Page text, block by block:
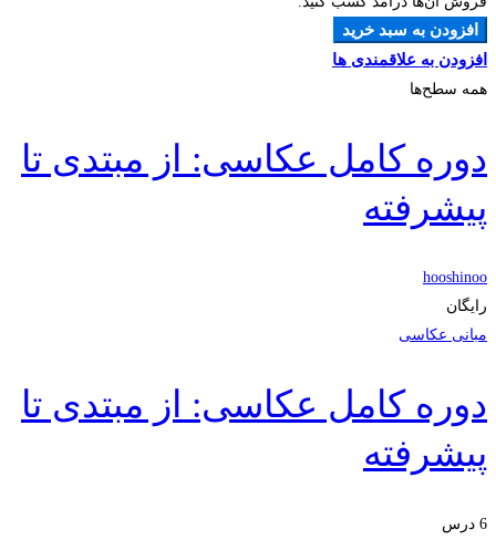
افزودن به سبد خرید
افزودن به علاقمندی ها
همه سطح‌ها
دوره کامل عکاسی: از مبتدی تا
پیشرفته
hooshinoo
رایگان
مبانی عکاسی
دوره کامل عکاسی: از مبتدی تا
پیشرفته
6 درس